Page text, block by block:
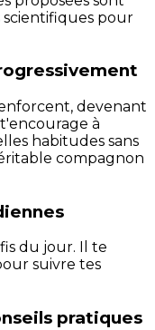
scientifiques pour
devenant
à
habitudes sans
compagnon
du jour. Il te
suivre tes
pratiques